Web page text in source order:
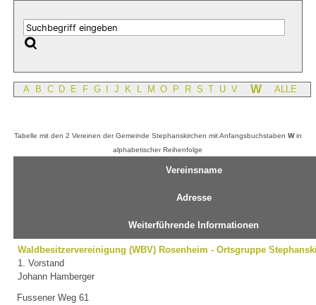
A B C D E F G I J K L M O P R S T U V W ALLE
Tabelle mit den 2 Vereinen der Gemeinde Stephanskirchen mit Anfangsbuchstaben Win
alphabetischer Reihenfolge
Vereinsname
Adresse
Weiterführende Informationen
Waldbesitzervereinigung (WBV) Rosenheim - Ortsgruppe
1. Vorstand
Johann Hamberger
Fussener Weg 61